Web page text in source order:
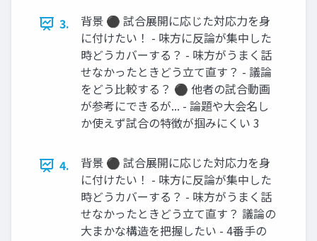
3.
背景 ⚫ 試合展開に応じた対応力を身
に付けたい！ - 味方に反論が集中した
時どうカバーする？ - 味方がうまく話
せなかったときどう立て直す？ - 議論
をどう比較する？ ⚫ 他者の試合動画
が参考にできるが... - 論題や大会名し
か使えず試合の特徴が掴みにくい 3
4.
背景 ⚫ 試合展開に応じた対応力を身
に付けたい！ - 味方に反論が集中した
時どうカバーする？ - 味方がうまく話
せなかったときどう立て直す？ 議論の
大まかな構造を把握したい - 4番手の